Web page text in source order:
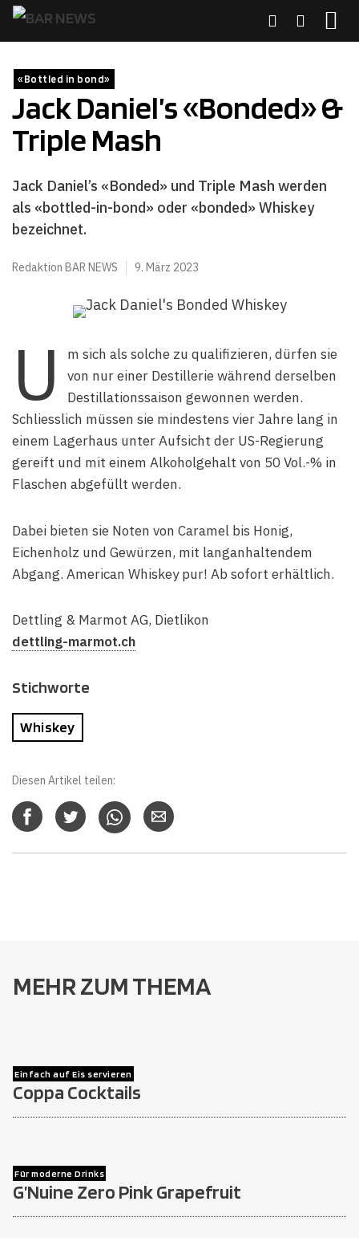
Zum
«Bottled in bond»
Jack Daniel’s «Bonded» &
Triple Mash
Jack Daniel’s «Bonded» und Triple Mash werden
als «bottled-in-bond» oder «bonded» Whiskey
bezeichnet.
Redaktion BAR NEWS 9. März 2023
U
m sich als solche zu qualifizieren, dürfen sie
von nur einer Destillerie während derselben
Destillationssaison gewonnen werden.
Schliesslich müssen sie mindestens vier Jahre lang in
einem Lagerhaus unter Aufsicht der US-Regierung
gereift und mit einem Alkoholgehalt von 50 Vol.-% in
Flaschen abgefüllt werden.
Dabei bieten sie Noten von Caramel bis Honig,
Eichenholz und Gewürzen, mit langanhaltendem
Abgang. American Whiskey pur! Ab sofort erhältlich.
Dettling & Marmot AG, Dietlikon
dettling-marmot.ch
Stichworte
Whiskey
Diesen Artikel teilen:
MEHR ZUM THEMA
Einfach auf Eis servieren
Coppa Cocktails
Für moderne Drinks
G’Nuine Zero Pink Grapefruit